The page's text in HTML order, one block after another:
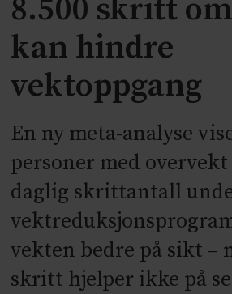
8.500 skritt
kan hindre
vektoppgang
En ny meta-analyse
personer med
daglig skrittantall
vekten bedre på sikt –
skritt hjelper ikke på